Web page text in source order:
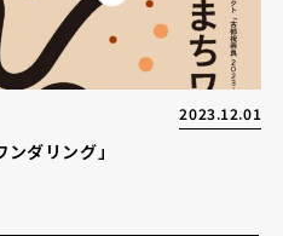
2023.12.01
ダリング」